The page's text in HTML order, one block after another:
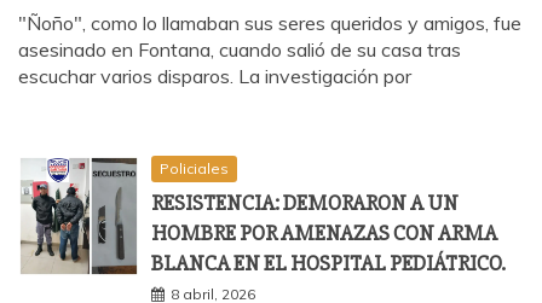
"Ñoño", como lo llamaban sus seres queridos y amigos, fue
asesinado en Fontana, cuando salió de su casa tras
escuchar varios disparos. La investigación por
Policiales
RESISTENCIA: DEMORARON A UN
HOMBRE POR AMENAZAS CON ARMA
BLANCA EN EL HOSPITAL PEDIÁTRICO.
8 abril, 2026